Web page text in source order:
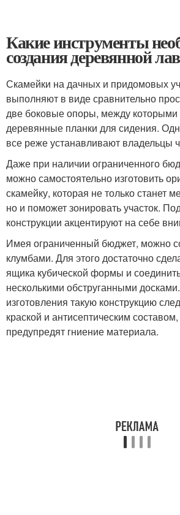
Какие инструменты
создания деревянной
Скамейки на дачных и придомовых
выполняют в виде сравнительно
две боковые опоры, между
деревянные планки для сидения.
все реже устанавливают владельцы
Даже при наличии ограниченного
можно самостоятельно изготовить
скамейку, которая не только станет
но и поможет зонировать участок.
конструкции акцентируют на себе
Имея ограниченный бюджет, можно
клумбами. Для этого достаточно
ящика кубической формы и
несколькими обструганными
изготовления такую конструкцию
краской и антисептическим
предупредят гниение материала.